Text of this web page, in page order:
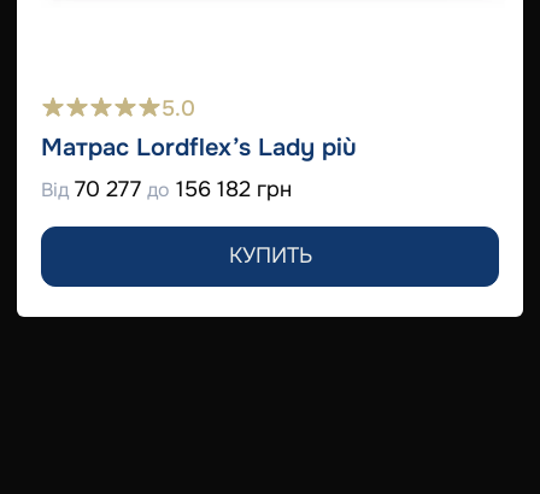
5.0
Матрас Lordflex’s Lady più
Від 70 277 до 156 182 грн
КУПИТЬ